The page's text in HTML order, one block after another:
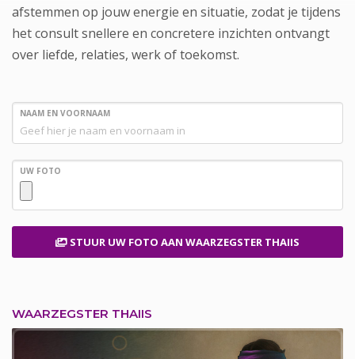
afstemmen op jouw energie en situatie, zodat je tijdens
het consult snellere en concretere inzichten ontvangt
over liefde, relaties, werk of toekomst.
NAAM EN VOORNAAM
UW FOTO
STUUR UW FOTO AAN WAARZEGSTER THAIIS
WAARZEGSTER THAIIS